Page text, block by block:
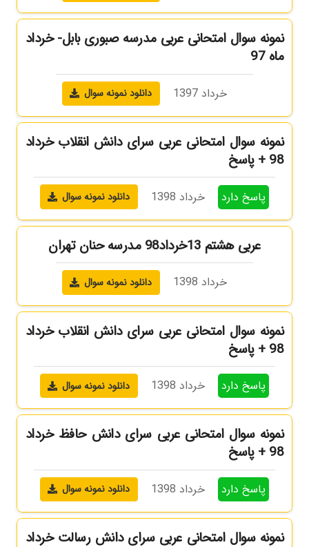
نمونه سوال امتحانی عربی مدرسه صبوری بابل- خرداد
ماه 97
خرداد 1397 دانلود نمونه سوال
نمونه سوال امتحانی عربی سرای دانش انقلاب خرداد
98 + پاسخ
پاسخ دارد خرداد 1398 دانلود نمونه سوال
عربی هشتم 13خرداد98 مدرسه حنان تهران
خرداد 1398 دانلود نمونه سوال
نمونه سوال امتحانی عربی سرای دانش انقلاب خرداد
98 + پاسخ
پاسخ دارد خرداد 1398 دانلود نمونه سوال
نمونه سوال امتحانی عربی سرای دانش حافظ خرداد
98 + پاسخ
پاسخ دارد خرداد 1398 دانلود نمونه سوال
نمونه سوال امتحانی عربی سرای دانش رسالت خرداد